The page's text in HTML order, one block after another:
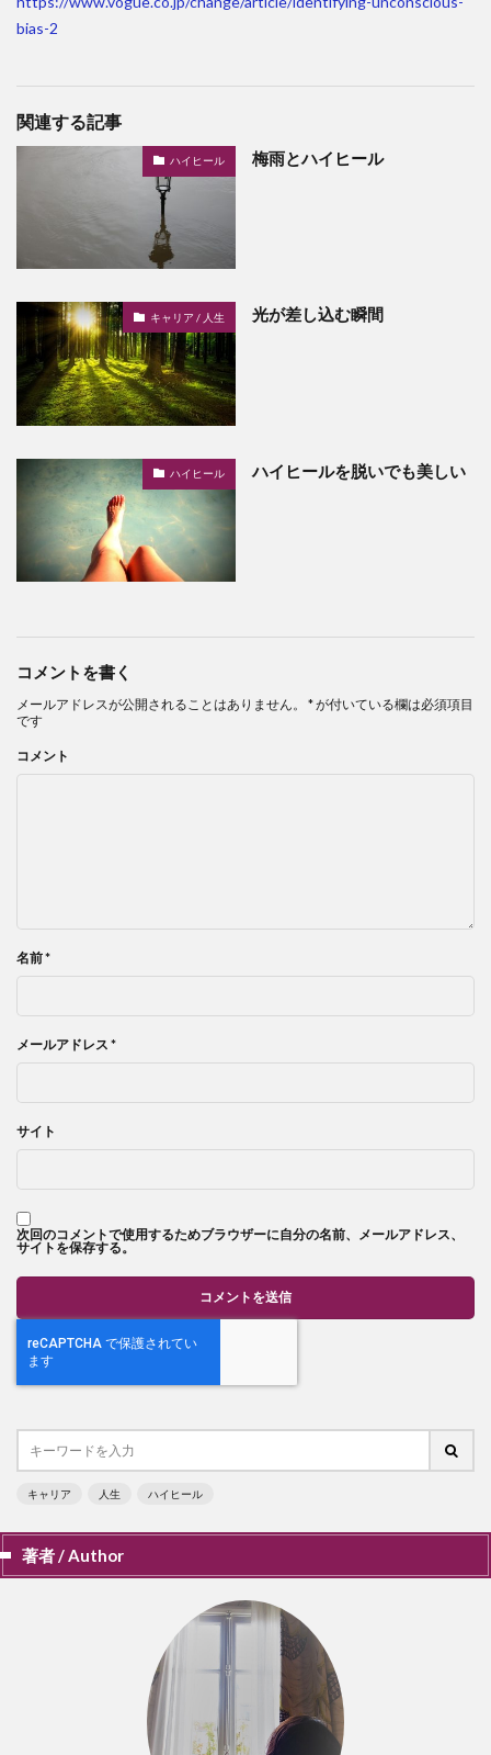
bias-2
関連する記事
ハイヒール 梅雨とハイヒール
キャリア / 人生 光が差し込む瞬間
ハイヒール ハイヒールを脱いでも美しい
コメントを書く
メールアドレスが公開されることはありません。 *が付いている欄は必須項目
です
コメント
名前*
メールアドレス *
サイト
次回のコメントで使用するためブラウザーに自分の名前、メールアドレス、
サイトを保存する。
キャリア 人生 ハイヒール
著者 / Author